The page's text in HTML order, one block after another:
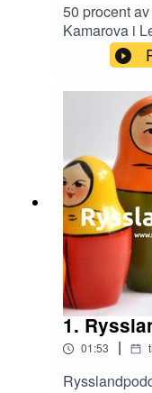
50 procent
Kamarova i
varför den
om hjärtat.
sedan
och att det
om att han
1.
01:53 |